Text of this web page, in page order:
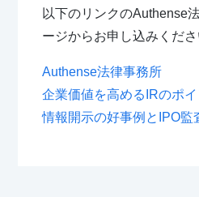
以下のリンクのAuthense
ージからお申し込みくださ
Authense法律事務所
企業価値を高めるIRのポイ
情報開示の好事例とIPO監